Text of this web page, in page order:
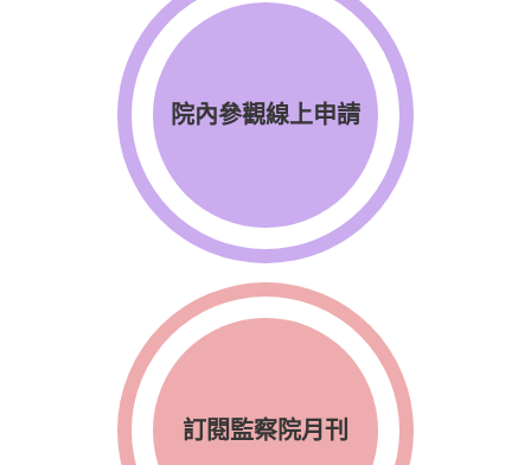
院內參觀線上申請
訂閱監察院月刊